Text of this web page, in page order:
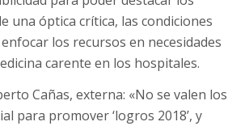
una óptica crítica, las condiciones
los recursos en necesidades
carente en los hospitales.
Cañas, externa: «No se valen los
para promover ‘logros 2018’, y